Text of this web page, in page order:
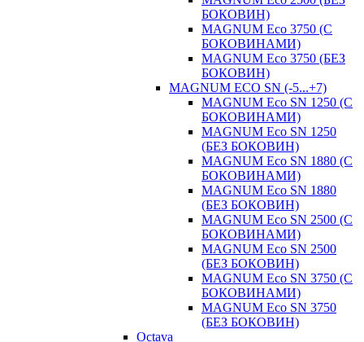
БОКОВИН)
MAGNUM Eco 3750 (С
БОКОВИНАМИ)
MAGNUM Eco 3750 (БЕЗ
БОКОВИН)
MAGNUM ECO SN (-5...+7)
MAGNUM Eco SN 1250 (С
БОКОВИНАМИ)
MAGNUM Eco SN 1250
(БЕЗ БОКОВИН)
MAGNUM Eco SN 1880 (С
БОКОВИНАМИ)
MAGNUM Eco SN 1880
(БЕЗ БОКОВИН)
MAGNUM Eco SN 2500 (С
БОКОВИНАМИ)
MAGNUM Eco SN 2500
(БЕЗ БОКОВИН)
MAGNUM Eco SN 3750 (С
БОКОВИНАМИ)
MAGNUM Eco SN 3750
(БЕЗ БОКОВИН)
Octava